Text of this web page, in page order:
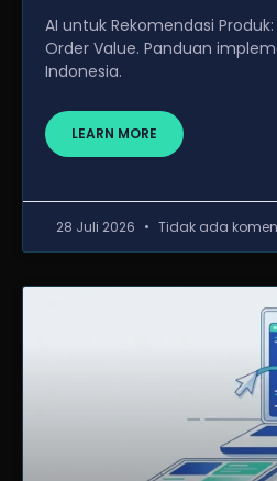
AI untuk Rekomendasi
Order Value. Panduan
Indonesia.
LEARN MORE
28 Juli 2026 Tidak ada